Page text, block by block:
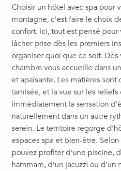
Choisir un hôtel avec spa pour
montagne, c’est faire le choix
confort. Ici, tout est pensé
lâcher prise dès les premiers
organiser quoi que ce soit. Dès
chambre vous accueille dans
et apaisante. Les matières sont
tamisée, et la vue sur les
immédiatement la sensation
naturellement dans un autre
serein. Le territoire regorge
espaces spa et bien-être.
pouvez profiter d’une piscine,
hammam, d’un jacuzzi ou d’un